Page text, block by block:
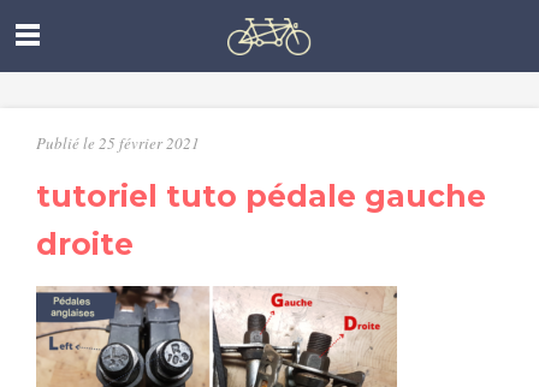
Publié le 25 février 2021
tutoriel tuto pédale gauche
droite